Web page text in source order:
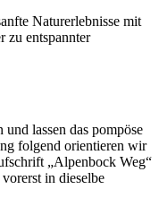
Naturerlebnisse mit
zu entspannter
lassen das pompöse
folgend orientieren wir
„Alpenbock Weg“
in dieselbe